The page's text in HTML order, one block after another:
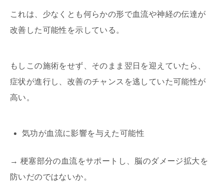
これは、少なくとも何らかの形で血流や神経の伝達が
改善した可能性を示している。
もしこの施術をせず、そのまま翌日を迎えていたら、
症状が進行し、改善のチャンスを逃していた可能性が
高い。
気功が血流に影響を与えた可能性
→ 梗塞部分の血流をサポートし、脳のダメージ拡大を
防いだのではないか。